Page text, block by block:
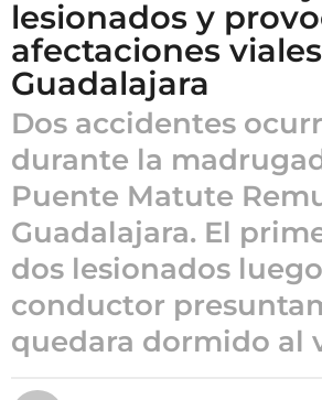
a
g
o
1
m
s
a
g
lesionados y
afectaciones
Guadalajara
Dos accidentes
durante la
Puente Matute
Guadalajara. El
dos lesionados
conductor
quedara dormido al